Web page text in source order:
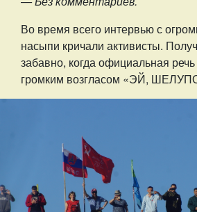
Во время всего интервью с
насыпи кричали активисты.
забавно, когда официальная
громким возгласом «ЭЙ,